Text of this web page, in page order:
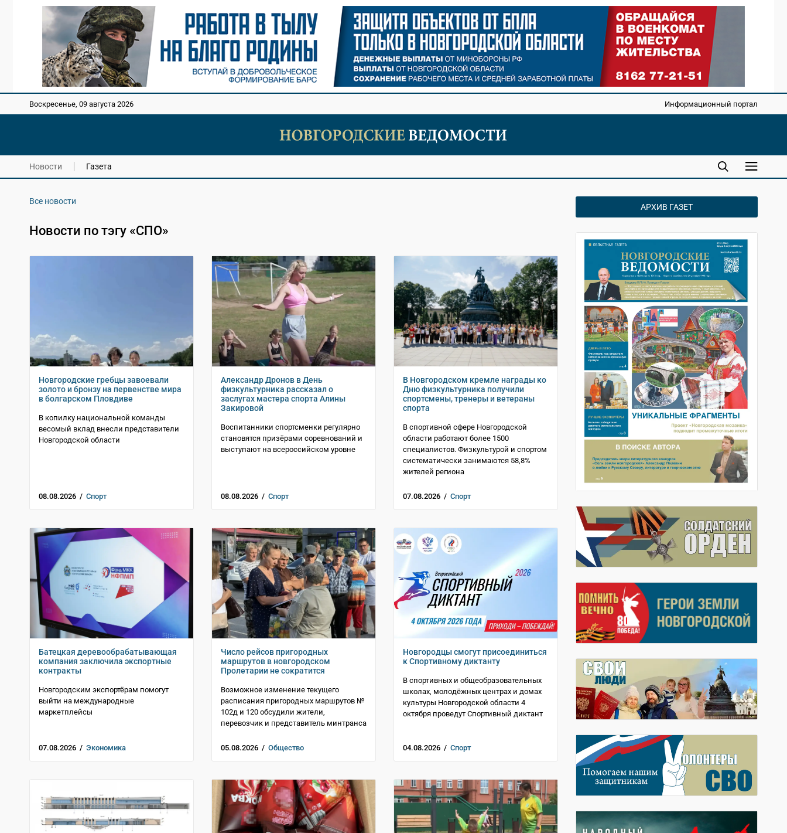
Воскресенье, 09 августа 2026 Информационный портал
Новости Газета
Все новости
Новости по тэгу «СПО»
Новгородские гребцы завоевали
золото и бронзу на первенстве мира
в болгарском Пловдиве
В копилку национальной команды
весомый вклад внесли представители
Новгородской области
08.08.2026 / Спорт
Александр Дронов в День
физкультурника рассказал о
заслугах мастера спорта Алины
Закировой
Воспитанники спортсменки регулярно
становятся призёрами соревнований и
выступают на всероссийском уровне
08.08.2026 / Спорт
В Новгородском кремле награды ко
Дню физкультурника получили
спортсмены, тренеры и ветераны
спорта
В спортивной сфере Новгородской
области работают более 1500
специалистов. Физкультурой и спортом
систематически занимаются 58,8%
жителей региона
07.08.2026 / Спорт
Батецкая деревообрабатывающая
компания заключила экспортные
контракты
Новгородским экспортёрам помогут
выйти на международные
маркетплейсы
07.08.2026 / Экономика
Число рейсов пригородных
маршрутов в новгородском
Пролетарии не сократится
Возможное изменение текущего
расписания пригородных маршрутов №
102д и 120 обсудили жители,
перевозчик и представитель минтранса
05.08.2026 / Общество
Новгородцы смогут присоединиться
к Спортивному диктанту
В спортивных и общеобразовательных
школах, молодёжных центрах и домах
культуры Новгородской области 4
октября проведут Спортивный диктант
04.08.2026 / Спорт
АРХИВ ГАЗЕТ